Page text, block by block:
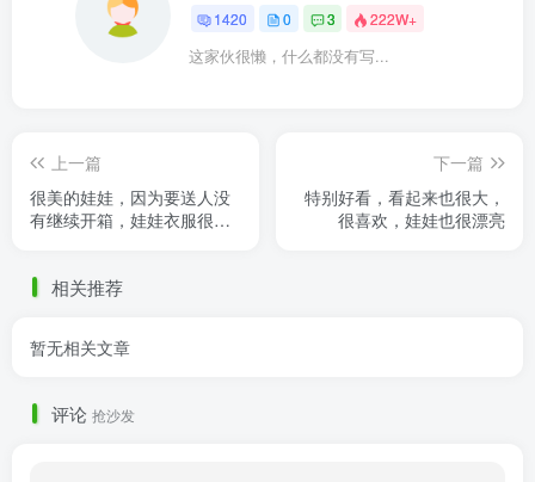
1420 0 3 222W+
这家伙很懒，什么都没有写...
上一篇
很美的娃娃，因为要送人没
有继续开箱，娃娃衣服很精
材质 ......
下一篇
特别好看，看起来也很大，
很喜欢，娃娃也很漂亮
相关推荐
暂无相关文章
评论 抢沙发